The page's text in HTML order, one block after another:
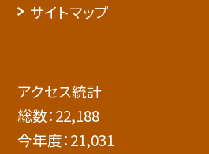
サイトマップ
アクセス統計
総数：22,188
今年度：21,031